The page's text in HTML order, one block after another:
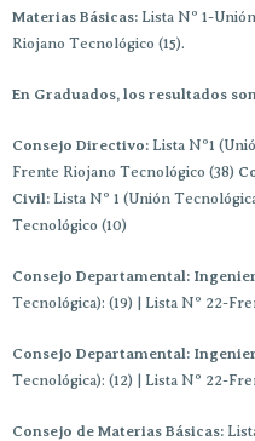
Materias Básicas: Lista Nº 1-
Riojano Tecnológico (15).
En Graduados, los resultados
Consejo Directivo: Lista Nº1
Frente Riojano Tecnológico (38)
Civil: Lista Nº 1 (Unión
Tecnológico (10)
Consejo Departamental:
Tecnológica): (19) | Lista Nº 22-
Consejo Departamental:
Tecnológica): (12) | Lista Nº 22-
Consejo de Materias Básicas: